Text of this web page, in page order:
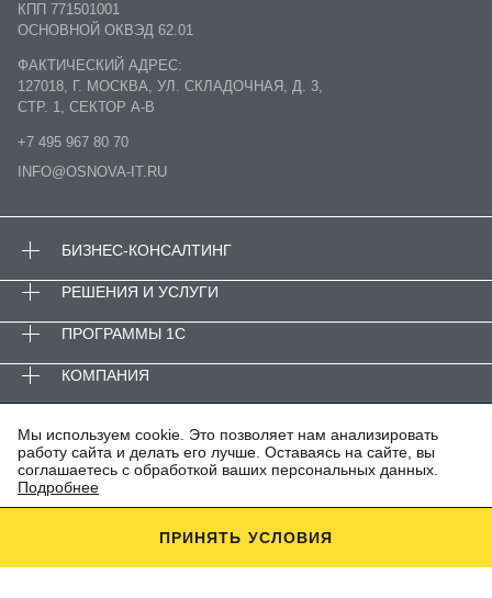
КПП 771501001
ОСНОВНОЙ ОКВЭД 62.01
ФАКТИЧЕСКИЙ АДРЕС:
127018, Г. МОСКВА, УЛ. СКЛАДОЧНАЯ, Д. 3,
СТР. 1, СЕКТОР А-В
+7 495 967 80 70
INFO@OSNOVA-IT.RU
БИЗНЕС-КОНСАЛТИНГ
РЕШЕНИЯ И УСЛУГИ
ПРОГРАММЫ 1С
КОМПАНИЯ
© ООО «ОСНОВА-АйТи»
ПОЛИТИКА КОНФИДЕНЦИАЛЬНОСТИ
АНТИКОРРУПЦИОННАЯ ПОЛИТИКА
ИТ-АККРЕДИТАЦИЯ
Этот сайт защищен YandexSmartCaptcha. Применяются
Мы используем cookie. Это позволяет нам анализировать
работу сайта и делать его лучше. Оставаясь на сайте, вы
соглашаетесь с обработкой ваших персональных данных.
Подробнее
ПРИНЯТЬ УСЛОВИЯ